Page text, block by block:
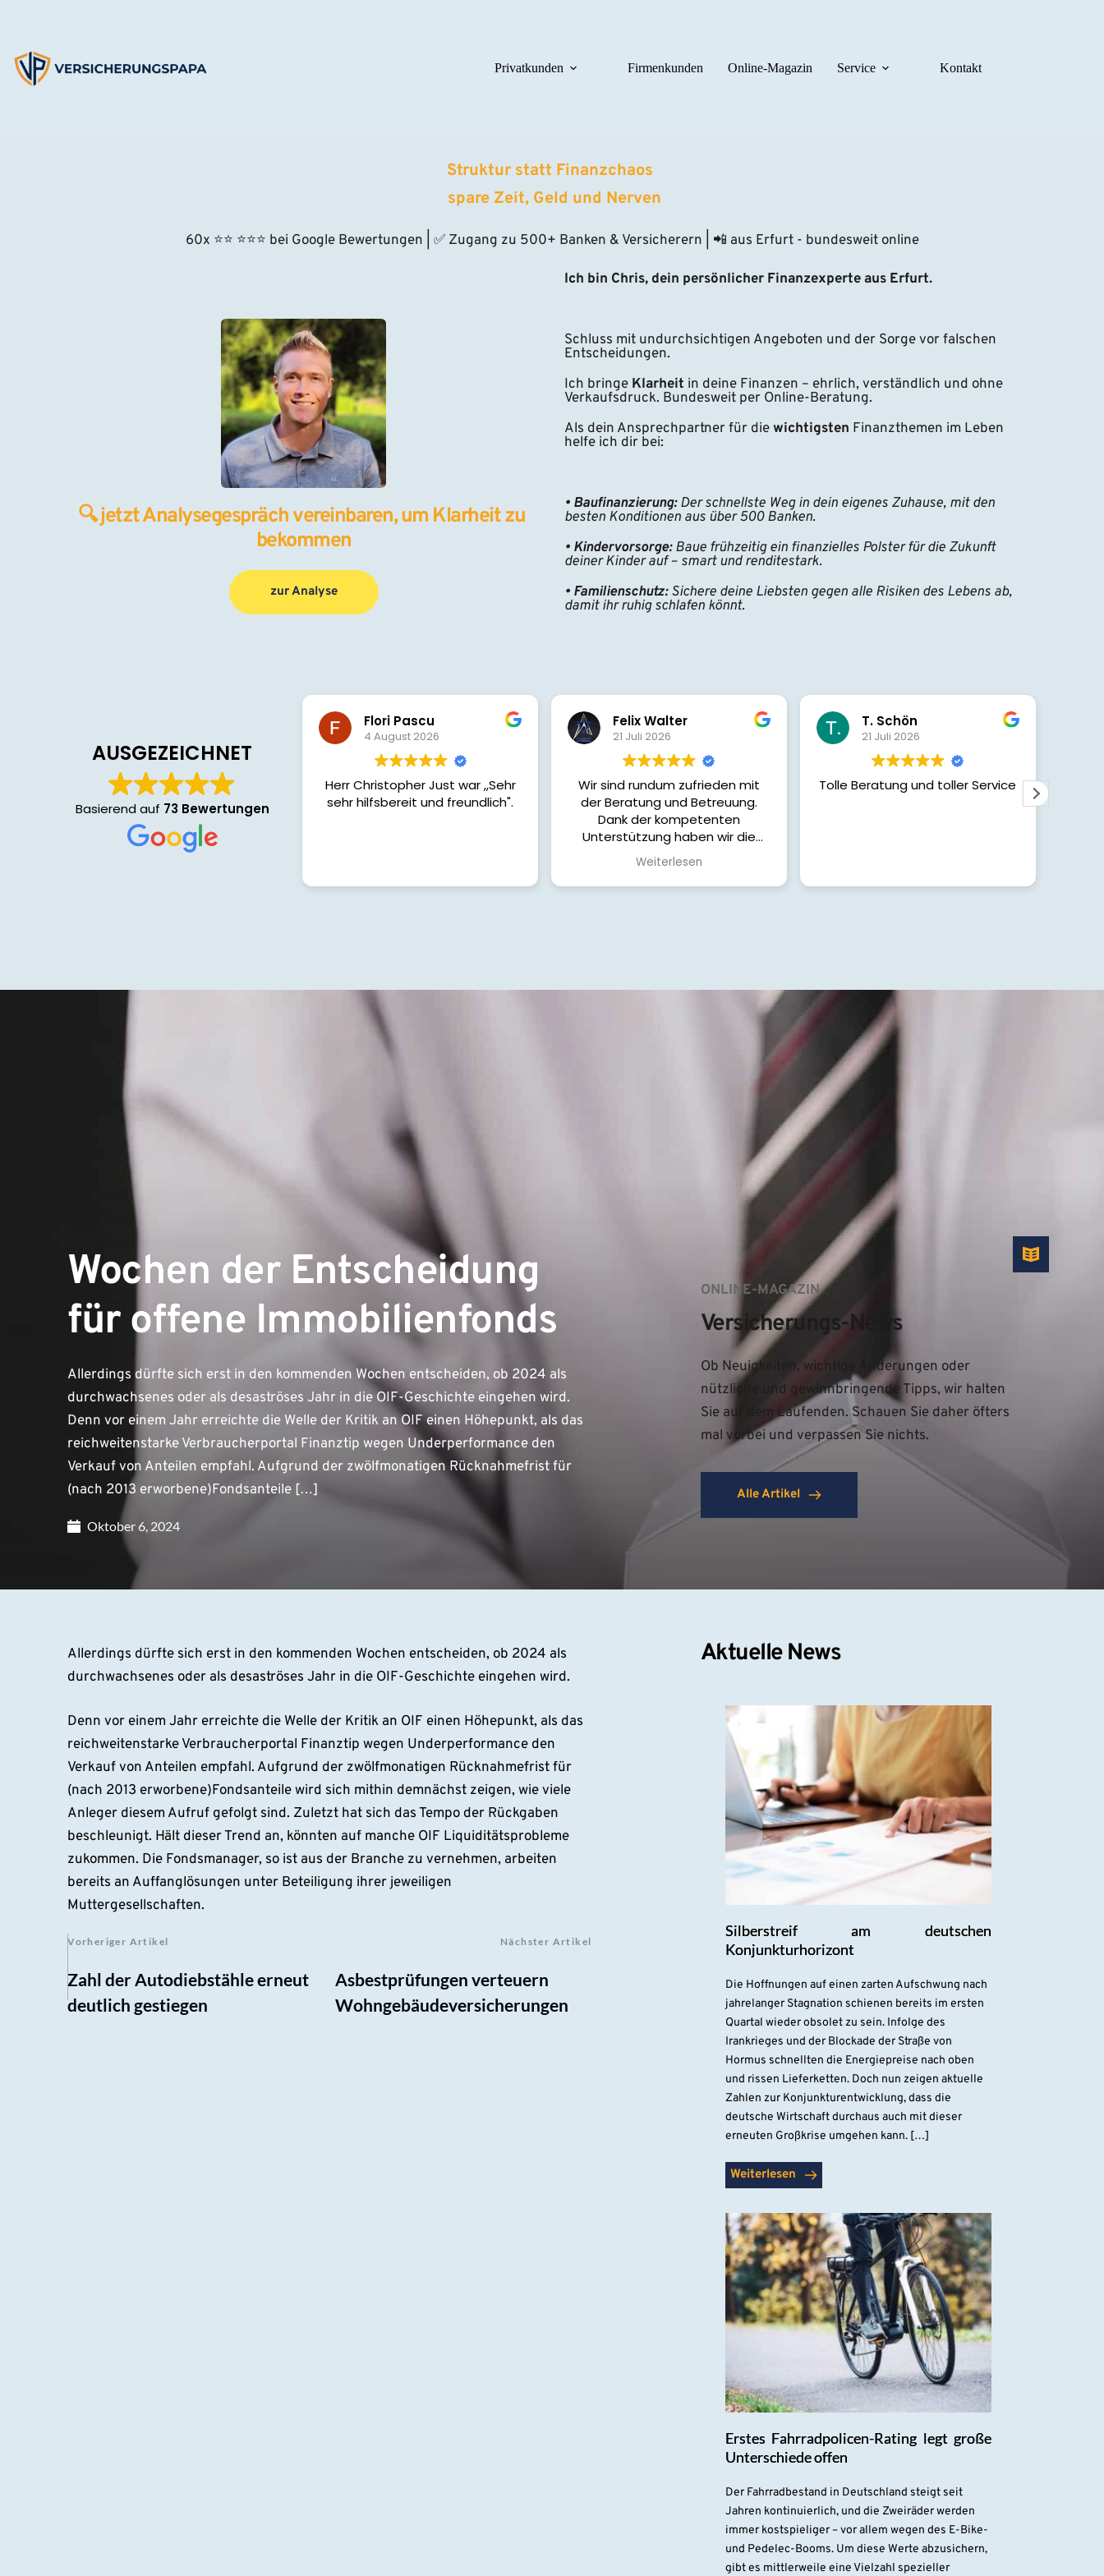
Privatkunden Firmenkunden Online-Magazin Service Kontakt
Struktur statt Finanzchaos
spare Zeit, Geld und Nerven
60x ⭐⭐ ⭐⭐⭐ bei Google Bewertungen | ✅ Zugang zu 500+ Banken & Versicherern | 📲 aus Erfurt - bundesweit online
🔍 jetzt Analysegespräch vereinbaren, um Klarheit zu
bekommen
zur Analyse
Ich bin Chris, dein persönlicher Finanzexperte aus Erfurt.
Schluss mit undurchsichtigen Angeboten und der Sorge vor falschen
Entscheidungen.
Ich bringe Klarheit in deine Finanzen – ehrlich, verständlich und ohne
Verkaufsdruck. Bundesweit per Online-Beratung.
Als dein Ansprechpartner für die wichtigsten Finanzthemen im Leben
helfe ich dir bei:
• Baufinanzierung: Der schnellste Weg in dein eigenes Zuhause, mit den
besten Konditionen aus über 500 Banken.
• Kindervorsorge: Baue frühzeitig ein finanzielles Polster für die Zukunft
deiner Kinder auf – smart und renditestark.
• Familienschutz: Sichere deine Liebsten gegen alle Risiken des Lebens ab,
damit ihr ruhig schlafen könnt.
AUSGEZEICHNET
Basierend auf 73 Bewertungen
Herr Christopher Just war ,,Sehr
sehr hilfsbereit und freundlich".
Felix Walter
21 Juli 2026
Wir sind rundum zufrieden mit
der Beratung und Betreuung.
Ende wurden wir ehrlich,
T. Schön
Tolle Beratung und toller Service
Beatrix Bulut
Netter und zuverlässiger Mensch.
Wochen der Entscheidung
für offene Immobilienfonds
Allerdings dürfte sich erst in den kommenden Wochen entscheiden, ob 2024 als
durchwachsenes oder als desaströses Jahr in die OIF-Geschichte eingehen wird.
Denn vor einem Jahr erreichte die Welle der Kritik an OIF einen Höhepunkt, als das
reichweitenstarke Verbraucherportal Finanztip wegen Underperformance den
Verkauf von Anteilen empfahl. Aufgrund der zwölfmonatigen Rücknahmefrist für
(nach 2013 erworbene)Fondsanteile […]
Oktober 6, 2024
ONLINE-MAGAZIN
Versicherungs-News
Ob Neuigkeiten, wichtige Änderungen oder
nützliche und gewinnbringende Tipps, wir halten
Sie auf dem Laufenden. Schauen Sie daher öfters
mal vorbei und verpassen Sie nichts.
Alle Artikel
Allerdings dürfte sich erst in den kommenden Wochen entscheiden, ob 2024 als
durchwachsenes oder als desaströses Jahr in die OIF-Geschichte eingehen wird.
Denn vor einem Jahr erreichte die Welle der Kritik an OIF einen Höhepunkt, als das
reichweitenstarke Verbraucherportal Finanztip wegen Underperformance den
Verkauf von Anteilen empfahl. Aufgrund der zwölfmonatigen Rücknahmefrist für
(nach 2013 erworbene)Fondsanteile wird sich mithin demnächst zeigen, wie viele
Anleger diesem Aufruf gefolgt sind. Zuletzt hat sich das Tempo der Rückgaben
beschleunigt. Hält dieser Trend an, könnten auf manche OIF Liquiditätsprobleme
zukommen. Die Fondsmanager, so ist aus der Branche zu vernehmen, arbeiten
bereits an Auffanglösungen unter Beteiligung ihrer jeweiligen
Muttergesellschaften.
Vorheriger Artikel Nächster Artikel
Zahl der Autodiebstähle erneut
deutlich gestiegen
Asbestprüfungen verteuern
Wohngebäudeversicherungen
Aktuelle News
Silberstreif am deutschen
Konjunkturhorizont
Die Hoffnungen auf einen zarten Aufschwung nach
jahrelanger Stagnation schienen bereits im ersten
Quartal wieder obsolet zu sein. Infolge des
Irankrieges und der Blockade der Straße von
Hormus schnellten die Energiepreise nach oben
und rissen Lieferketten. Doch nun zeigen aktuelle
Zahlen zur Konjunkturentwicklung, dass die
deutsche Wirtschaft durchaus auch mit dieser
erneuten Großkrise umgehen kann. […]
Weiterlesen
Erstes Fahrradpolicen-Rating legt große
Unterschiede offen
Der Fahrradbestand in Deutschland steigt seit
Jahren kontinuierlich, und die Zweiräder werden
immer kostspieliger – vor allem wegen des E-Bike-
und Pedelec-Booms. Um diese Werte abzusichern,
gibt es mittlerweile eine Vielzahl spezieller